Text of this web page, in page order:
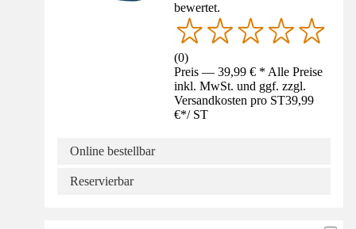
bewertet.
(0)
Preis — 39,99 € * Alle Preise
inkl. MwSt. und ggf. zzgl.
Versandkosten pro ST39,99
€*/ ST
Online bestellbar
Reservierbar